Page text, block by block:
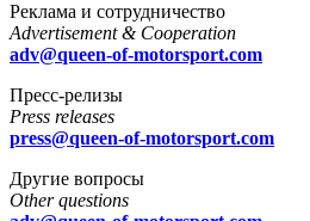
Реклама и сотрудничество
Advertisement & Cooperation
adv@queen-of-motorsport.com
Пресс-релизы
Press releases
press@queen-of-motorsport.com
Другие вопросы
Other questions